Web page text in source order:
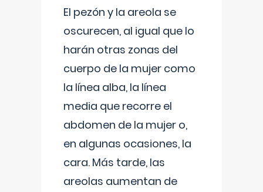
El pezón y la areola se
oscurecen, al igual que lo
harán otras zonas del
cuerpo de la mujer como
la línea alba, la línea
media que recorre el
abdomen de la mujer o,
en algunas ocasiones, la
cara. Más tarde, las
areolas aumentan de